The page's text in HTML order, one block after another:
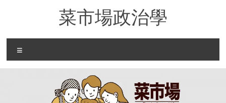
菜市場政治學